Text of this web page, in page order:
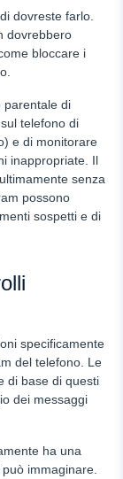
dovreste farlo.
dovrebbero
bloccare i
parentale di
telefono di
e di monitorare
inappropriate. Il
senza
possono
sospetti e di
specificamente
del telefono. Le
di base di questi
dei messaggi
ha una
immaginare.